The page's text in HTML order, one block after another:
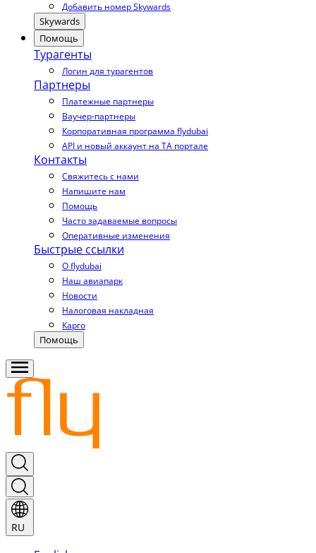
Добавить номер Skywards
Skywards
Помощь
Турагенты
Логин для турагентов
Партнеры
Платежные партнеры
Ваучер-партнеры
Корпоративная программа flydubai
API и новый аккаунт на TA портале
Контакты
Свяжитесь с нами
Напишите нам
Помощь
Часто задаваемые вопросы
Оперативные изменения
Быстрые ссылки
О flydubai
Наш авиапарк
Новости
Налоговая накладная
Карго
Помощь
RU